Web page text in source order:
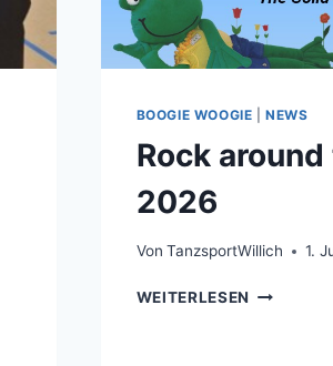
BOOGIE WOOGIE |NEWS
Rock
2026
Von TanzsportWillich 1.
WEITERLESEN ROCK